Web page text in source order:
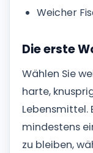
Weicher
Die erste
Wählen Sie
harte,
Lebensmittel.
mindestens
zu bleiben,